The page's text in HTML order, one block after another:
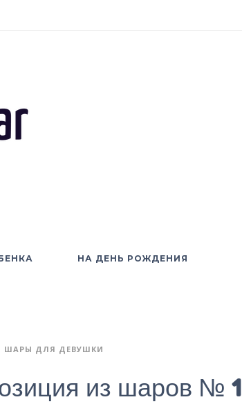
НА ДЕНЬ РОЖДЕНИЯ
ШАРЫ ДЛЯ ДЕВУШКИ
из шаров № 1